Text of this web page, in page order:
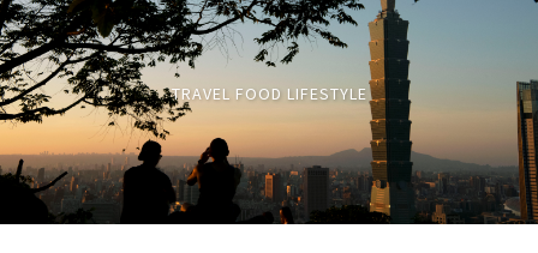
TRAVEL FOOD LIFESTYLE